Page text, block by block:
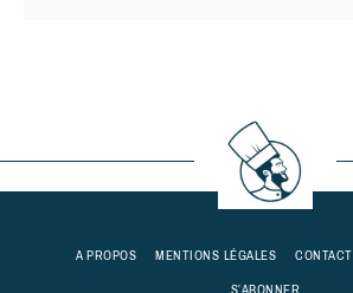
A PROPOS MENTIONS LÉGALES CONTACT